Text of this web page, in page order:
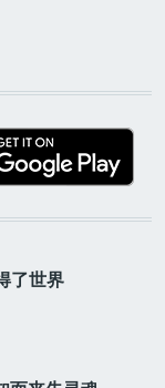
了世界